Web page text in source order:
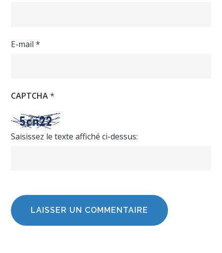
E-mail*
CAPTCHA*
Saisissez le texte affiché ci-dessus: